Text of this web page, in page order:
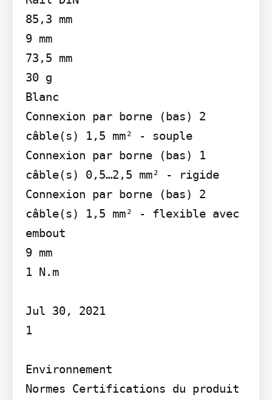
85,3 mm
9 mm
73,5 mm
30 g
Blanc
Connexion par borne (bas) 2
câble(s) 1,5 mm² - souple
Connexion par borne (bas) 1
câble(s) 0,5…2,5 mm² - rigide
Connexion par borne (bas) 2
câble(s) 1,5 mm² - flexible avec
embout
9 mm
1 N.m
Jul 30, 2021
1
Environnement
Normes Certifications du produit